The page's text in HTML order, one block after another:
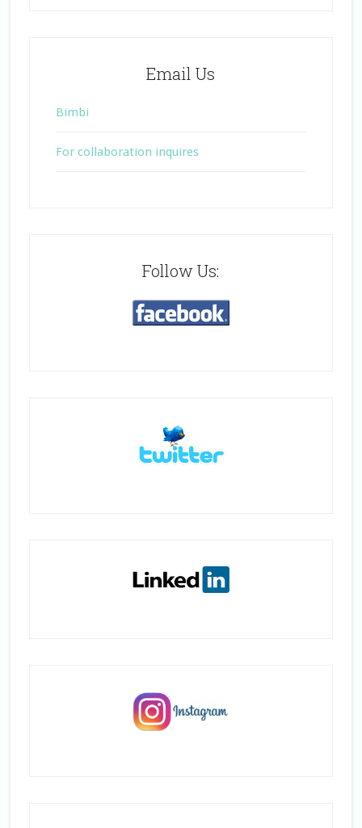
Email Us
Bimbi
For collaboration inquires
Follow Us: